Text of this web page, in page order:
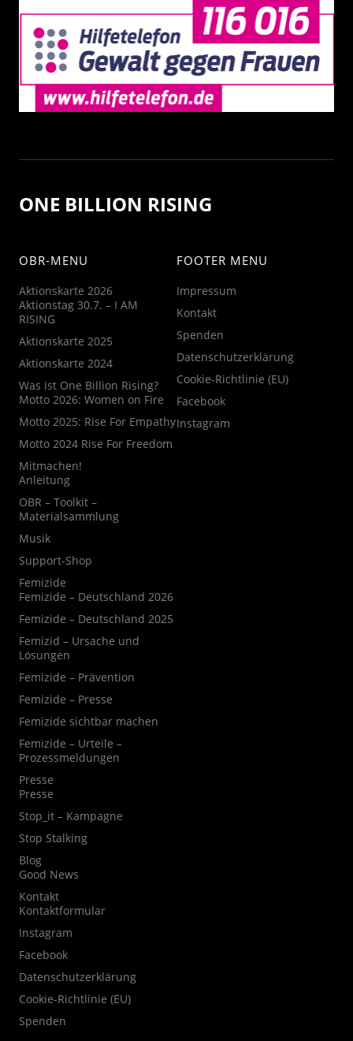
ONE BILLION RISING
OBR-MENU
Aktionskarte 2026
Aktionstag 30.7. – I AM
RISING
Aktionskarte 2025
Aktionskarte 2024
Was ist One Billion Rising?
Motto 2026: Women on Fire
Motto 2025: Rise For Empathy
Motto 2024 Rise For Freedom
Mitmachen!
Anleitung
OBR – Toolkit –
Materialsammlung
Musik
Support-Shop
Femizide
Femizide – Deutschland 2026
Femizide – Deutschland 2025
Femizid – Ursache und
Lösungen
Femizide – Prävention
Femizide – Presse
Femizide sichtbar machen
Femizide – Urteile –
Prozessmeldungen
Presse
Presse
Stop_it – Kampagne
Stop Stalking
Blog
Good News
Kontakt
Kontaktformular
Instagram
Facebook
Datenschutzerklärung
Cookie-Richtlinie (EU)
Spenden
FOOTER MENU
Impressum
Kontakt
Spenden
Datenschutzerklärung
Cookie-Richtlinie (EU)
Facebook
Instagram